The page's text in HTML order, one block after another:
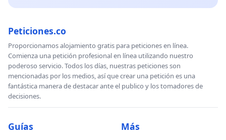
Peticiones.co
Proporcionamos alojamiento gratis para peticiones en línea.
Comienza una petición profesional en línea utilizando nuestro
poderoso servicio. Todos los días, nuestras peticiones son
mencionadas por los medios, así que crear una petición es una
fantástica manera de destacar ante el publico y los tomadores de
decisiones.
Guías Más